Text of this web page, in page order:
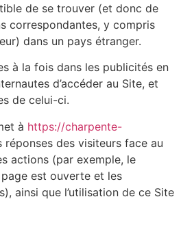
de se trouver (et donc de
correspondantes, y compris
dans un pays étranger.
à la fois dans les publicités en
d’accéder au Site, et
de celui-ci.
à https://charpente-
réponses des visiteurs face au
actions (par exemple, le
est ouverte et les
ainsi que l’utilisation de ce Site